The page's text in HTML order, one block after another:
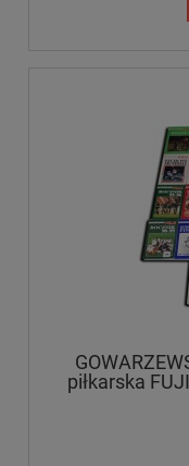
piłkarska